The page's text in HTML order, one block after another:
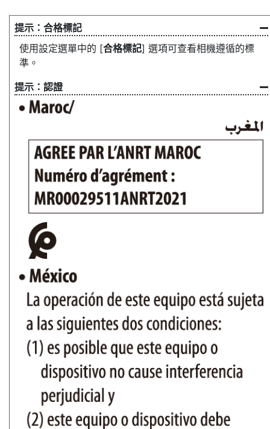
合格標記
使用設定選單中的 [合格標記] 選項可查看相機遵循的標
準。
認證